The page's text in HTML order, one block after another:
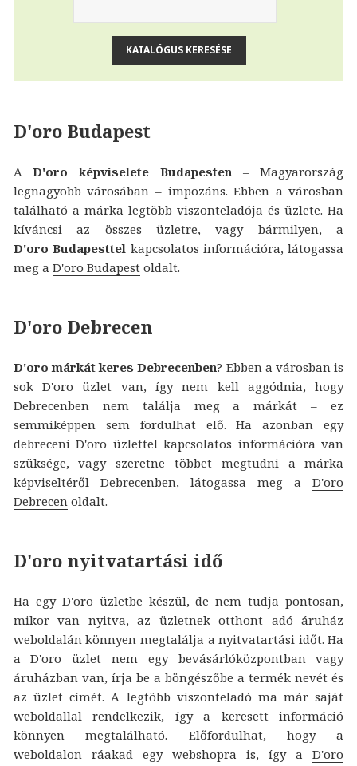
D'oro Budapest
AD'oro képviselete Budapesten– Magyarország
legnagyobb városában – impozáns. Ebben a városban
található a márka legtöbb viszonteladója és üzlete. Ha
kíváncsi az összes üzletre, vagy bármilyen, a
D'oro Budapesttel kapcsolatos információra, látogassa
meg a D'oro Budapest oldalt.
D'oro Debrecen
D'oro márkát keres Debrecenben? Ebben a városban is
sok D'oro üzlet van, így nem kell aggódnia, hogy
Debrecenben nem találja meg a márkát – ez
semmiképpen sem fordulhat elő. Ha azonban egy
debreceni D'oro üzlettel kapcsolatos információra van
szüksége, vagy szeretne többet megtudni a márka
képviseltéről Debrecenben, látogassa meg aD'oro
Debrecen oldalt.
D'oro nyitvatartási idő
Ha egy D'oro üzletbe készül, de nem tudja pontosan,
mikor van nyitva, az üzletnek otthont adó áruház
weboldalán könnyen megtalálja a nyitvatartási időt. Ha
a D'oro üzlet nem egy bevásárlóközpontban vagy
áruházban van, írja be a böngészőbe a termék nevét és
az üzlet címét. A legtöbb viszonteladó ma már saját
weboldallal rendelkezik, így a keresett információ
könnyen megtalálható. Előfordulhat, hogy a
weboldalon ráakad egy webshopra is, így aD'oro